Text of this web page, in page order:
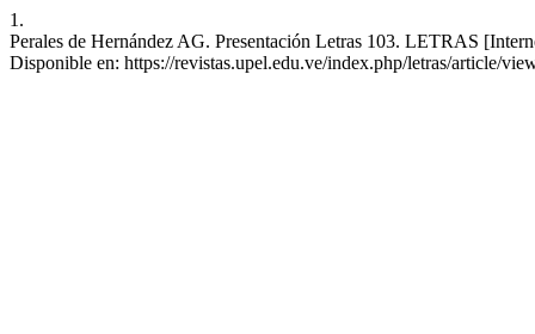
1.
Perales de Hernández AG. Presentación Letras 103. LETRAS
Disponible en: https://revistas.upel.edu.ve/index.php/letras/article/